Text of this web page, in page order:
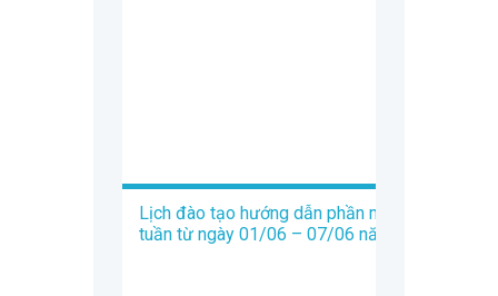
Lịch đào tạo hướng dẫn phần mềm Trados
tuần từ ngày 01/06 – 07/06 năm 2020